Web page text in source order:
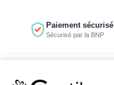
contenu
Paiement sécurisé
Sécurisé par la BNP